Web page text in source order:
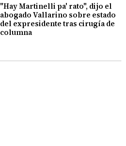
"Hay Martinelli pa' rato", dijo el
abogado Vallarino sobre estado
del expresidente tras cirugía de
columna